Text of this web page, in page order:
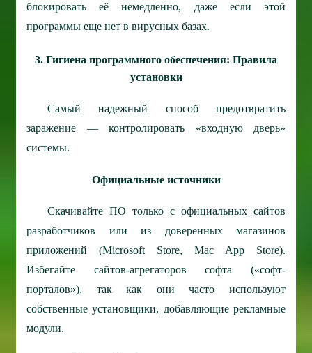
блокировать её немедленно, даже если этой
программы еще нет в вирусных базах.
3. Гигиена программного обеспечения: Правила
установки
Самый надежный способ предотвратить
заражение — контролировать «входную дверь»
системы.
Официальные источники
Скачивайте ПО только с официальных сайтов
разработчиков или из доверенных магазинов
приложений (Microsoft Store, Mac App Store).
Избегайте сайтов-агрегаторов софта («софт-
порталов»), так как они часто используют
собственные установщики, добавляющие рекламные
модули.